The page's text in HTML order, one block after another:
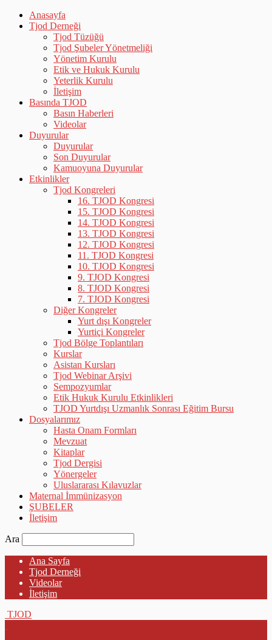
Anasayfa
Tjod Derneği
Tjod Tüzüğü
Tjod Şubeler Yönetmeliği
Yönetim Kurulu
Etik ve Hukuk Kurulu
Yeterlik Kurulu
İletişim
Basında TJOD
Basın Haberleri
Videolar
Duyurular
Duyurular
Son Duyurular
Kamuoyuna Duyurular
Etkinlikler
Tjod Kongreleri
16. TJOD Kongresi
15. TJOD Kongresi
14. TJOD Kongresi
13. TJOD Kongresi
12. TJOD Kongresi
11. TJOD Kongresi
10. TJOD Kongresi
9. TJOD Kongresi
8. TJOD Kongresi
7. TJOD Kongresi
Diğer Kongreler
Yurt dışı Kongreler
Yurtiçi Kongreler
Tjod Bölge Toplantıları
Kurslar
Asistan Kursları
Tjod Webinar Arşivi
Sempozyumlar
Etik Hukuk Kurulu Etkinlikleri
TJOD Yurtdışı Uzmanlık Sonrası Eğitim Bursu
Dosyalarımız
Hasta Onam Formları
Mevzuat
Kitaplar
Tjod Dergisi
Yönergeler
Uluslararası Kılavuzlar
Maternal İmmünizasyon
ŞUBELER
İletişim
Ara
Ana Sayfa
Tjod Derneği
Videolar
İletişim
TJOD